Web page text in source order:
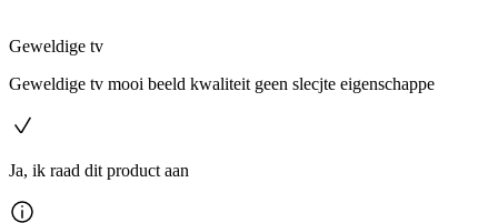
Geweldige tv
Geweldige tv mooi beeld kwaliteit geen slecjte eigenschappe
Ja, ik raad dit product aan